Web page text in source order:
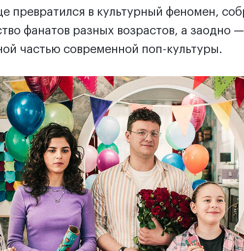
превратился в культурный феномен,
фанатов разных возрастов, а заодно
частью современной поп-культуры.